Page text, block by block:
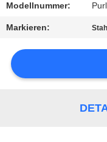
KONTAKT
Modellnummer:
Markieren: